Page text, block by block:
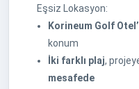
Eşsiz Lokasyon:
Korineum Golf
konum
İki farklı plaj,
mesafede